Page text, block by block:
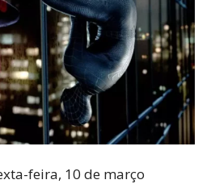
feira, 10 de março